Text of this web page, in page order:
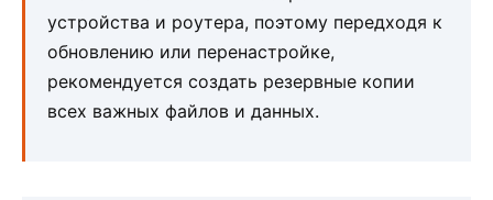
устройства и роутера, поэтому передходя к
обновлению или перенастройке,
рекомендуется создать резервные копии
всех важных файлов и данных.